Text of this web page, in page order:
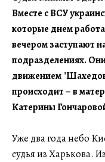
Вместе с ВСУ
которые днем
вечером заступают
подразделениях.
движением"
происходит – в
Катерины
Уже два года небо
судья из Харькова.